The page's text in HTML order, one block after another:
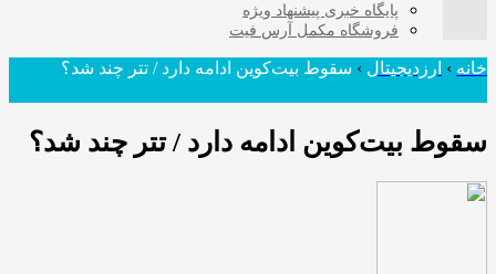
پایگاه خبری پیشنهاد ویژه
فروشگاه مکمل آرس فیت
خانه › ارزدیجیتال › سقوط بیت‌کوین ادامه دارد / تتر چند شد؟
سقوط بیت‌کوین ادامه دارد / تتر چند شد؟